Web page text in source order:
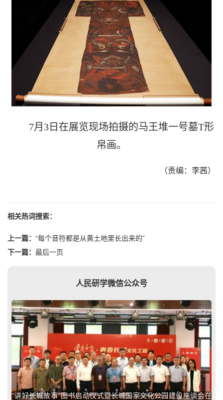
7月3日在展览现场拍摄的马王堆一号墓T形
帛画。
（责编：李茜）
相关热词搜索：
上一篇： “每个音符都是从黄土地里长出来的”
下一篇： 最后一页
人民研学微信公众号
“讲好长城故事”图书启动仪式暨长城国家文化公园建设座谈会在